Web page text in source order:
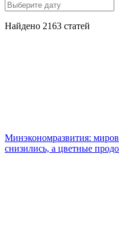
Найдено 2163 статей
Минэкономразвития:
снизились, а цветные